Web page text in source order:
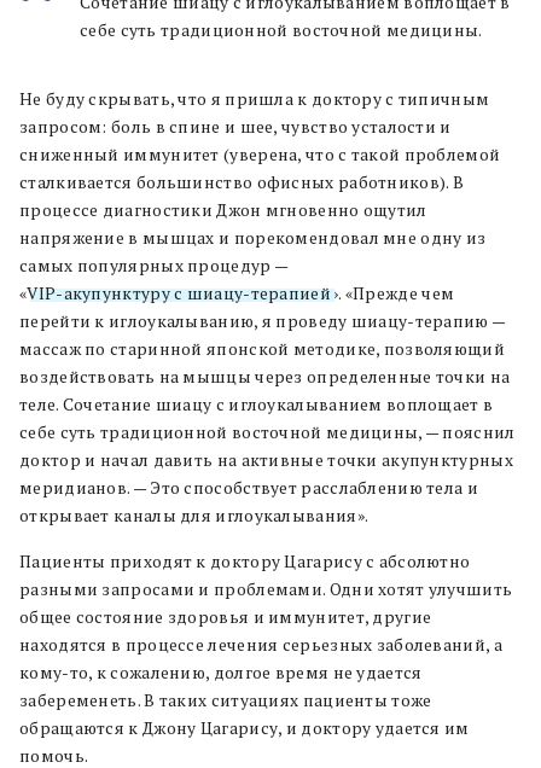
себе суть традиционной восточной медицины.
Не буду скрывать, что я пришла к доктору с типичным
запросом: боль в спине и шее, чувство усталости и
сниженный иммунитет (уверена, что с такой проблемой
сталкивается большинство офисных работников). В
процессе диагностики Джон мгновенно ощутил
напряжение в мышцах и порекомендовал мне одну из
самых популярных процедур —
«VIP-акупунктуру с шиацу-терапией». «Прежде чем
перейти к иглоукалыванию, я проведу шиацу-терапию —
массаж по старинной японской методике, позволяющий
воздействовать на мышцы через определенные точки на
теле. Сочетание шиацу с иглоукалыванием воплощает в
себе суть традиционной восточной медицины, — пояснил
доктор и начал давить на активные точки акупунктурных
меридианов. — Это способствует расслаблению тела и
открывает каналы для иглоукалывания».
Пациенты приходят к доктору Цагарису с абсолютно
разными запросами и проблемами. Одни хотят улучшить
общее состояние здоровья и иммунитет, другие
находятся в процессе лечения серьезных заболеваний, а
кому-то, к сожалению, долгое время не удается
забеременеть. В таких ситуациях пациенты тоже
обращаются к Джону Цагарису, и доктору удается им
помочь.